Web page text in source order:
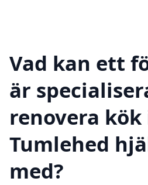
Vad kan ett
är
renovera kök
Tumlehed
med?